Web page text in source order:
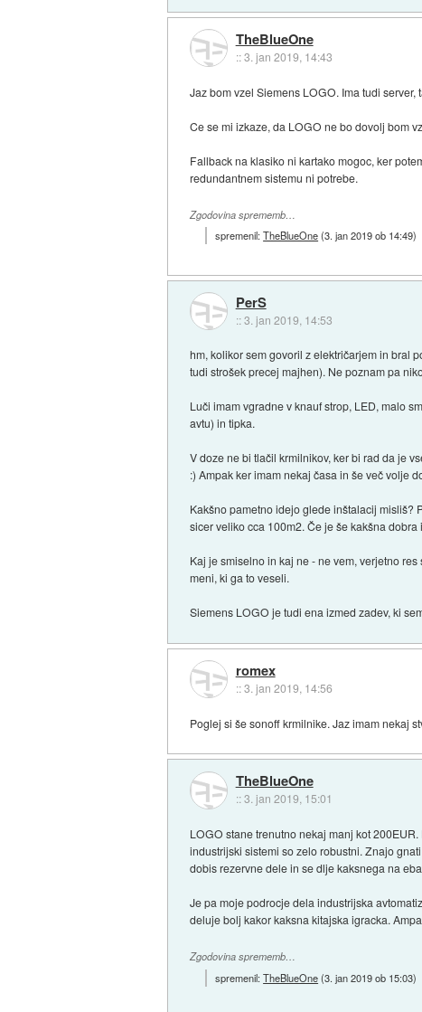
TheBlueOne
::3. jan 2019, 14:43
Jaz bom vzel Siemens LOGO. Ima tudi
Ce se mi izkaze, da LOGO ne bo dovolj bom
Fallback na klasiko ni kartako mogoc, ker
redundantnem sistemu ni potrebe.
Zgodovina sprememb…
spremenil:TheBlueOne(3. jan 2019 ob 14:49)
PerS
::3. jan 2019, 14:53
hm, kolikor sem govoril z električarjem in bral
tudi strošek precej majhen). Ne poznam pa
Luči imam vgradne v knauf strop, LED, malo
avtu) in tipka.
V doze ne bi tlačil krmilnikov, ker bi rad da je
:) Ampak ker imam nekaj časa in še več volje
Kakšno pametno idejo glede inštalacij misliš?
sicer veliko cca 100m2. Če je še kakšna
Kaj je smiselno in kaj ne - ne vem, verjetno
meni, ki ga to veseli.
Siemens LOGO je tudi ena izmed zadev, ki
romex
::3. jan 2019, 14:56
Poglej si še sonoff krmilnike. Jaz imam nekaj
TheBlueOne
::3. jan 2019, 15:01
LOGO stane trenutno nekaj manj kot
industrijski sistemi so zelo robustni. Znajo
dobis rezervne dele in se dlje kaksnega na
Je pa moje podrocje dela industrijska
deluje bolj kakor kaksna kitajska igracka.
Zgodovina sprememb…
spremenil:TheBlueOne(3. jan 2019 ob 15:03)